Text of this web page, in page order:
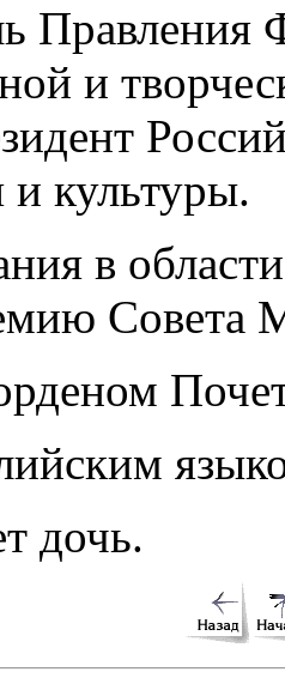
Правления
и
и культуры.
в
Совета
дочь.